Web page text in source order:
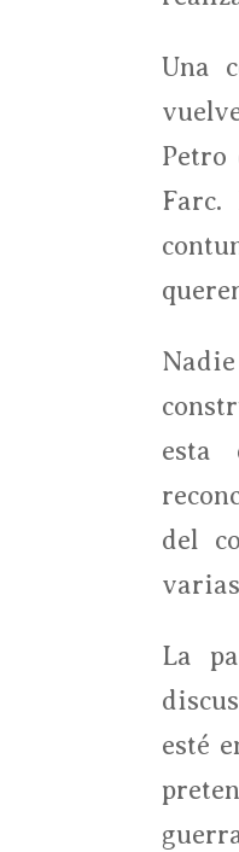
Una
Petro
Farc.
esta
del
La
esté